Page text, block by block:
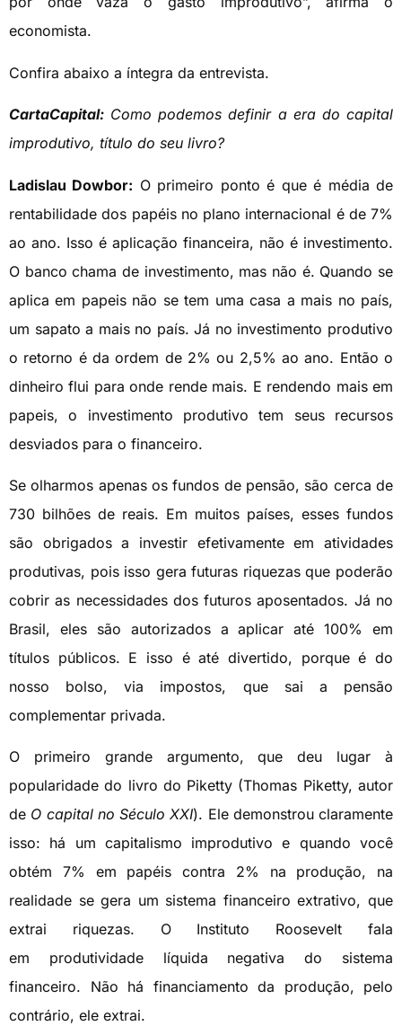
economista.
Confira abaixo a íntegra da entrevista.
CartaCapital: Como podemos definir a era do capital
improdutivo, título do seu livro?
Ladislau Dowbor: O primeiro ponto é que é média de
rentabilidade dos papéis no plano internacional é de 7%
ao ano. Isso é aplicação financeira, não é investimento.
O banco chama de investimento, mas não é. Quando se
aplica em papeis não se tem uma casa a mais no país,
um sapato a mais no país. Já no investimento produtivo
o retorno é da ordem de 2% ou 2,5% ao ano. Então o
dinheiro flui para onde rende mais. E rendendo mais em
papeis, o investimento produtivo tem seus recursos
desviados para o financeiro.
Se olharmos apenas os fundos de pensão, são cerca de
730 bilhões de reais. Em muitos países, esses fundos
são obrigados a investir efetivamente em atividades
produtivas, pois isso gera futuras riquezas que poderão
cobrir as necessidades dos futuros aposentados. Já no
Brasil, eles são autorizados a aplicar até 100% em
títulos públicos. E isso é até divertido, porque é do
nosso bolso, via impostos, que sai a pensão
complementar privada.
O primeiro grande argumento, que deu lugar à
popularidade do livro do Piketty (Thomas Piketty, autor
de O capital no Século XXI). Ele demonstrou claramente
isso: há um capitalismo improdutivo e quando você
obtém 7% em papéis contra 2% na produção, na
realidade se gera um sistema financeiro extrativo, que
extrai riquezas. O Instituto Roosevelt fala
em produtividade líquida negativa do sistema
financeiro. Não há financiamento da produção, pelo
contrário, ele extrai.